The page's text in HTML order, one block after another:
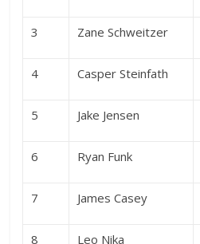
3 Zane Schweitzer
4 Casper Steinfath
5 Jake Jensen
6 Ryan Funk
7 James Casey
8 Leo Nika